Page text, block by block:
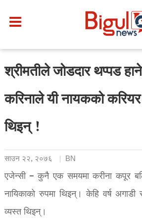
श्रीमतीले जोडदार थप्पड
करिनाले यी नायकको
थिइन् !
साउन २२, २०७६ BN
एजेन्सी – कुनै एक समयमा करीना कपूर
नायिकाको रुपमा थिइन्। केहि वर्ष
व्यस्त थिइन्।